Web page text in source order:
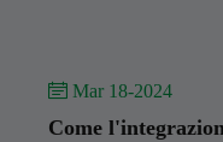
 Mar 18-2024
Come